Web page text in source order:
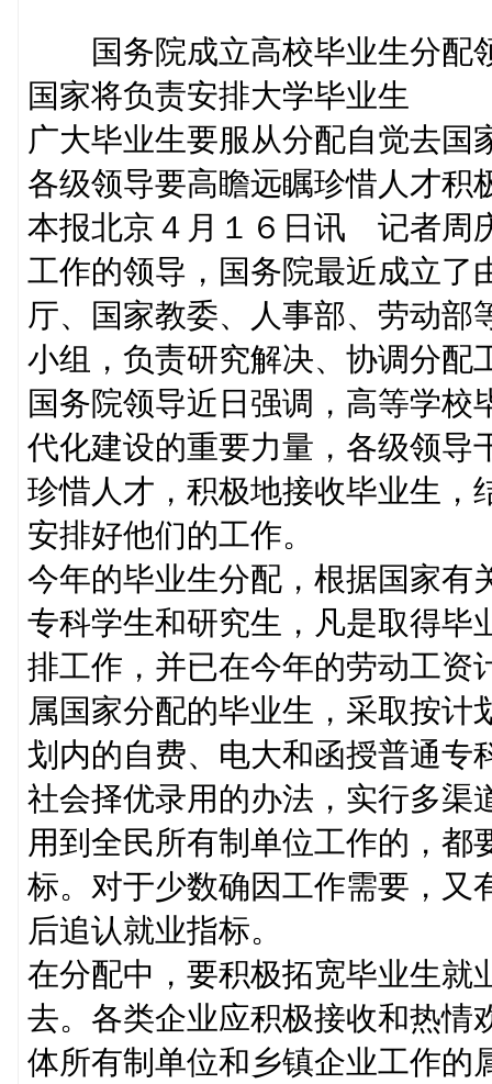
国务院成立高校毕业生分配
国家将负责安排大学毕业生
广大毕业生要服从分配自觉去国
各级领导要高瞻远瞩珍惜人才积
本报北京４月１６日讯 记者周
工作的领导，国务院最近成立了
厅、国家教委、人事部、劳动部
小组，负责研究解决、协调分配
国务院领导近日强调，高等学
代化建设的重要力量，各级领导
珍惜人才，积极地接收毕业生，
安排好他们的工作。
今年的毕业生分配，根据国家有
专科学生和研究生，凡是取得毕
排工作，并已在今年的劳动工资
属国家分配的毕业生，采取按
划内的自费、电大和函授普通专
社会择优录用的办法，实行多渠
用到全民所有制单位工作的，都
标。对于少数确因工作需要，又
后追认就业指标。
在分配中，要积极拓宽毕业生就
去。各类企业应积极接收和热情
体所有制单位和乡镇企业工作的